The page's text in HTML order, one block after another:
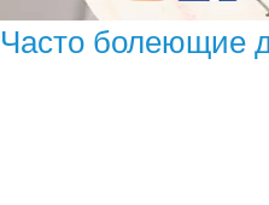
Часто болеющие